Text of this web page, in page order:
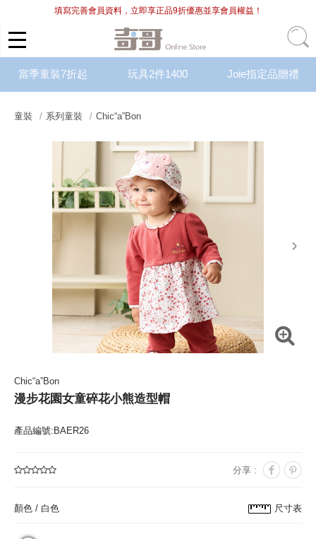
填寫完善會員資料，立即享正品9折優惠並享會員權益！
當季童裝7折起 玩具2件1400 Joie指定品贈禮
童裝 系列童裝 Chic“a”Bon
next
Chic“a”Bon
漫步花園女童碎花小熊造型帽
產品編號:BAER26
分享 :
顏色 / 白色 尺寸表